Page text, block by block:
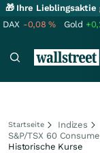
🎁 Ihre
DAX -0,08% Gold
Startseite
Indizes
S&P/TSX 60
Historische Kurse